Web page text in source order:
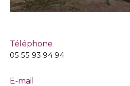
Téléphone
05 55 93 94 94
E-mail